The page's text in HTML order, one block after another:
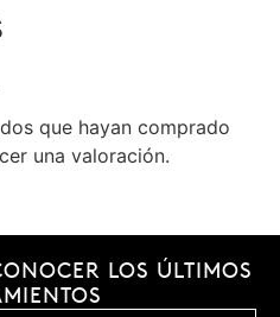
que hayan comprado
una valoración.
LOS ÚLTIMOS